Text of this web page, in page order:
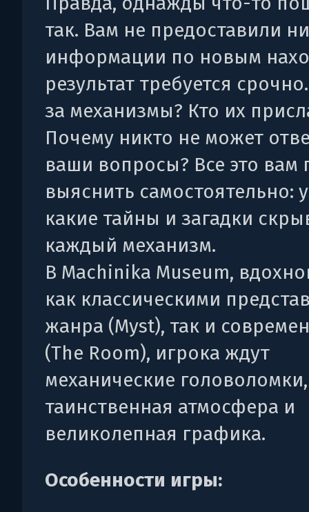
так. Вам не предоставили
информации по новым
результат требуется
за механизмы? Кто их
Почему никто не может
ваши вопросы? Все это вам
выяснить самостоятельно:
какие тайны и загадки
каждый механизм.
В Machinika Museum,
как классическими
жанра (Myst), так и
(The Room), игрока ждут
механические головоломки,
таинственная атмосфера и
великолепная графика.
Особенности игры: